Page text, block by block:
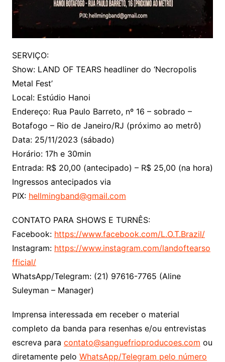
SERVIÇO:
Show: LAND OF TEARS headliner do ‘Necropolis
Metal Fest’
Local: Estúdio Hanoi
Endereço: Rua Paulo Barreto, nº 16 – sobrado –
Botafogo – Rio de Janeiro/RJ (próximo ao metrô)
Data: 25/11/2023 (sábado)
Horário: 17h e 30min
Entrada: R$ 20,00 (antecipado) – R$ 25,00 (na hora)
Ingressos antecipados via
PIX: hellmingband@gmail.com
CONTATO PARA SHOWS E TURNÊS:
Facebook: https://www.facebook.com/L.O.T.Brazil/
Instagram: https://www.instagram.com/landoftearso
fficial/
WhatsApp/Telegram: (21) 97616-7765 (Aline
Suleyman – Manager)
Imprensa interessada em receber o material
completo da banda para resenhas e/ou entrevistas
escreva para contato@sanguefrioproducoes.com ou
diretamente pelo WhatsApp/Telegram pelo número